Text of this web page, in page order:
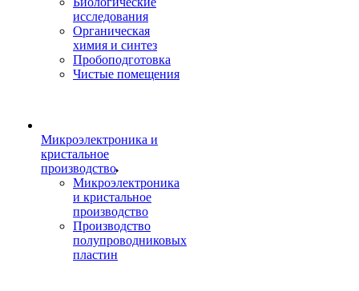
исследования
Органическая
химия и синтез
Пробоподготовка
Чистые помещения
Микроэлектроника и
кристальное
производство
Микроэлектроника
и кристальное
производство
Производство
полупроводниковых
пластин